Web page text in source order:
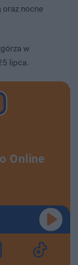
nocne
w
lipca.
Online